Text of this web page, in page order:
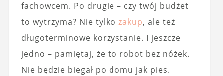
fachowcem. Po drugie – czy twój budżet
to wytrzyma? Nie tylko zakup, ale też
długoterminowe korzystanie. I jeszcze
jedno – pamiętaj, że to robot bez nóżek.
Nie będzie biegał po domu jak pies.